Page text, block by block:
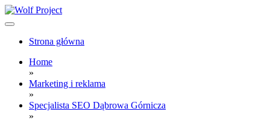
Skip
to
Wolf Project
Strona główna
Home
»
Marketing i reklama
»
Specjalista SEO Dąbrowa Górnicza
»